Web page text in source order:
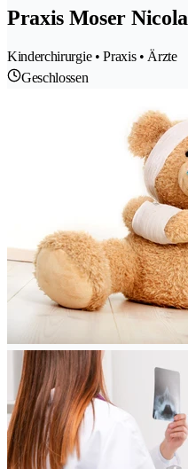
Praxis Moser Nicola
Kinderchirurgie • Praxis • Ärzte
Geschlossen